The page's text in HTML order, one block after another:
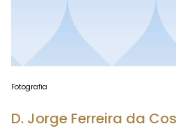
Fotografia
D. Jorge Ferreira da